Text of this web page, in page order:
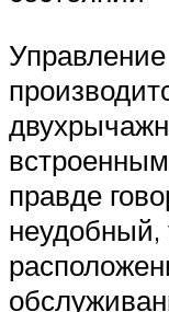
правде
неудобный,